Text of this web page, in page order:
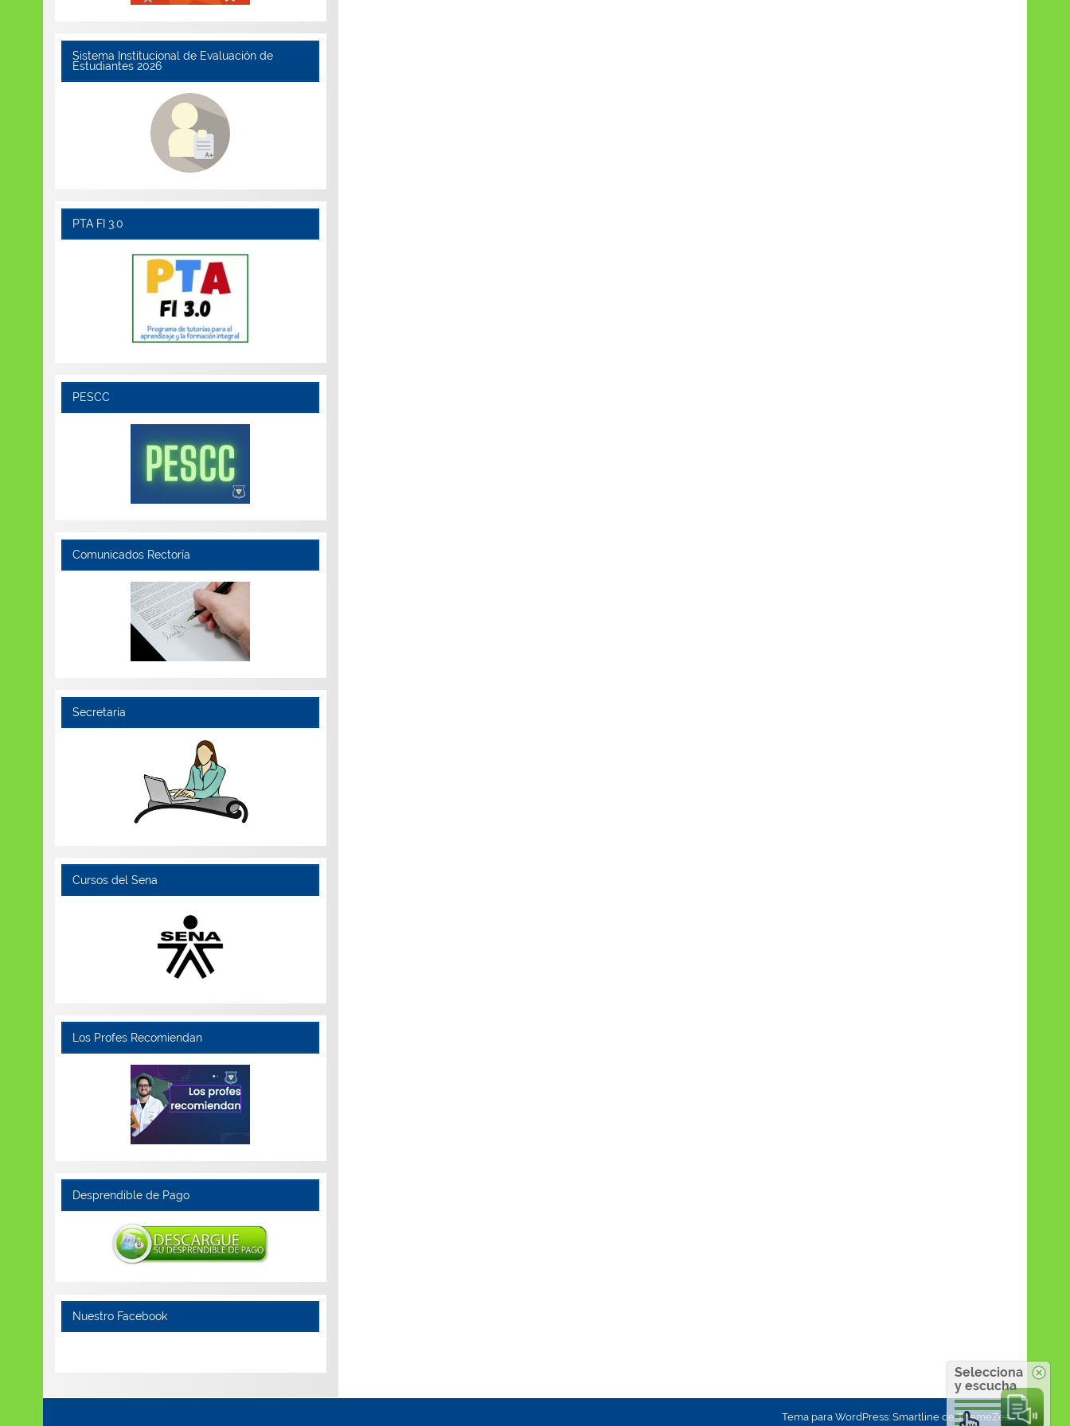
Sistema Institucional de Evaluación de
Estudiantes 2026
PTA FI 3.0
PESCC
Comunicados Rectoría
Secretaría
Cursos del Sena
Los Profes Recomiendan
Desprendible de Pago
Nuestro Facebook
Tema para WordPress: Smartline de ThemeZee.
Selecciona
y escucha